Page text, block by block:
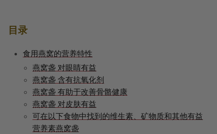
目录
食用燕窝的营养特性
燕窝盏 对眼睛有益
燕窝盏 含有抗氧化剂
燕窝盏 有助于改善骨骼健康
燕窝盏 对皮肤有益
可在以下食物中找到的维生素、矿物质和其他有益
营养素燕窝盏